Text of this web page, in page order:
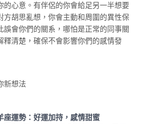
的心意。有伴侶的你會給足另一半想要
方胡思亂想，你會主動和周圍的異性保
誤會你們的關系，哪怕是正常的同事關
釋清楚，確保不會影響你們的感情發
新想法
運勢：好運加持，感情甜蜜